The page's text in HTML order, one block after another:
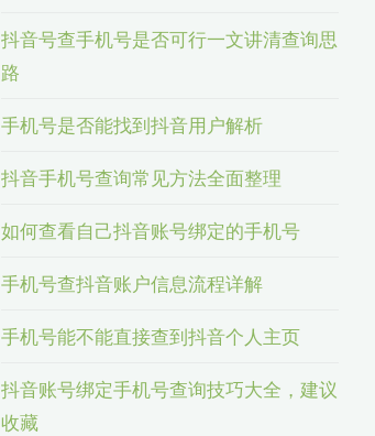
抖音号查手机号是否可行一文讲清查询思
路
手机号是否能找到抖音用户解析
抖音手机号查询常见方法全面整理
如何查看自己抖音账号绑定的手机号
手机号查抖音账户信息流程详解
手机号能不能直接查到抖音个人主页
抖音账号绑定手机号查询技巧大全，建议
收藏